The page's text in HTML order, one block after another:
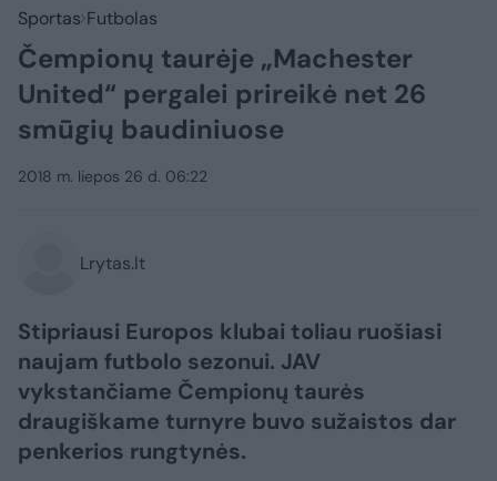
Sportas Futbolas
Čempionų taurėje „Machester
United“ pergalei prireikė net 26
smūgių baudiniuose
2018 m. liepos 26 d. 06:22
Lrytas.lt
Stipriausi Europos klubai toliau ruošiasi
naujam futbolo sezonui. JAV
vykstančiame Čempionų taurės
draugiškame turnyre buvo sužaistos dar
penkerios rungtynės.